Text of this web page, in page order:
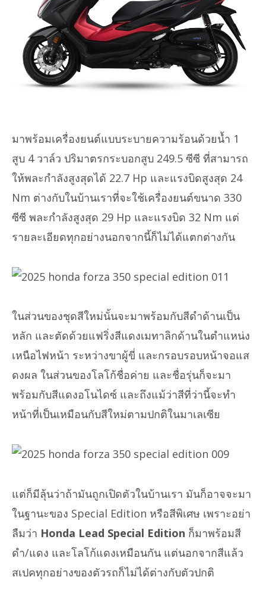
มาพร้อมเครื่องยนต์แบบระบายความร้อนด้วยน้ำ 1
สูบ 4 วาล์ว ปริมาตรกระบอกสูบ 249.5 ซีซี ที่สามารถ
ให้พละกำลังสูงสุดได้ 22.7 Hp และแรงบิดสูงสุด 24
Nm ต่างกับในบ้านเราที่จะใช้เครื่องยนต์ขนาด 330
ซีซี พละกำลังสูงสุด 29 Hp และแรงบิด 32 Nm แต่
รายละเอียดทุกอย่างนอกจากนี้ก็ไม่ได้แตกต่างกัน
ในส่วนของชุดสีใหม่นั้นจะมาพร้อมกับสีดำด้านเป็น
หลัก และตัดด้วยแฟริ่งสีแดงเมทาลิกด้านในตำแหน่ง
เหนือไฟหน้า ระหว่างขาผู้ขี่ และกรอบรอบหน้าจอแส
ดงผล ในส่วนของโลโก้ชื่อค่าย และชื่อรุ่นก็จะมา
พร้อมกับสีแดงอโนไดซ์ และถึงแม้ว่าสีที่ว่านี้จะทำ
หน้าที่เป็นเหมือนกับสีใหม่ตามปกติในมาเลเซีย
แต่ก็มีลุ้นว่าถ้ามันถูกเปิดตัวในบ้านเรา มันก็อาจจะมา
ในฐานะของ Special Edition หรือสีพิเศษ เพราะอย่า
ลืมว่า Honda Lead Special Edition ก็มาพร้อมสี
ดำ/แดง และโลโก้แดงเหมือนกัน แต่นอกจากสีแล้ว
สเปคทุกอย่างของตัวรถก็ไม่ได้ต่างกับตัวปกติ